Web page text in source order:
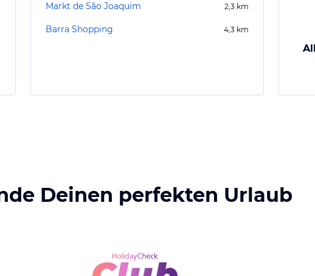
Markt de São Joaquim 2,3 km
Barra Shopping 4,3 km
Deinen perfekten Urlaub